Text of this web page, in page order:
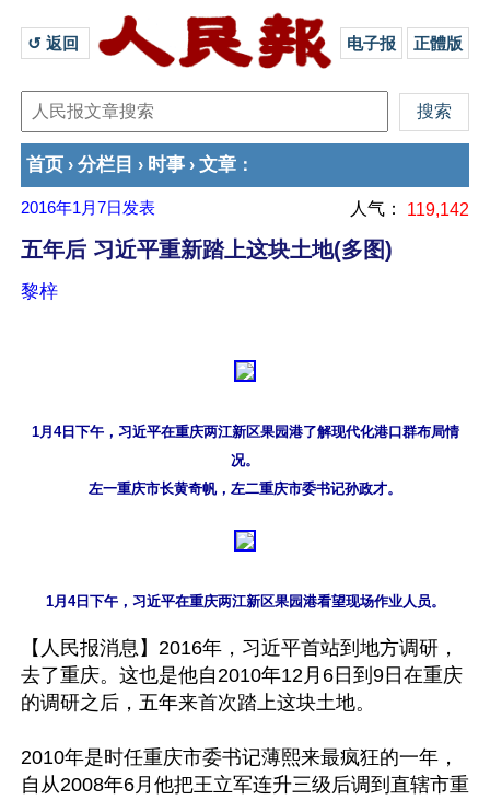
↺ 返回 电子报 正體版
首页 › 分栏目 › 时事 › 文章 ：
2016年1月7日 发表 人气： 119,142
五年后 习近平重新踏上这块土地(多图)
黎梓
1月4日下午，习近平在重庆两江新区果园港了解现代化港口群布局情
况。
左一重庆市长黄奇帆，左二重庆市委书记孙政才。
1月4日下午，习近平在重庆两江新区果园港看望现场作业人员。
【人民报消息】2016年，习近平首站到地方调研，
去了重庆。这也是他自2010年12月6日到9日在重庆
的调研之后，五年来首次踏上这块土地。
2010年是时任重庆市委书记薄熙来最疯狂的一年，
自从2008年6月他把王立军连升三级后调到直辖市重